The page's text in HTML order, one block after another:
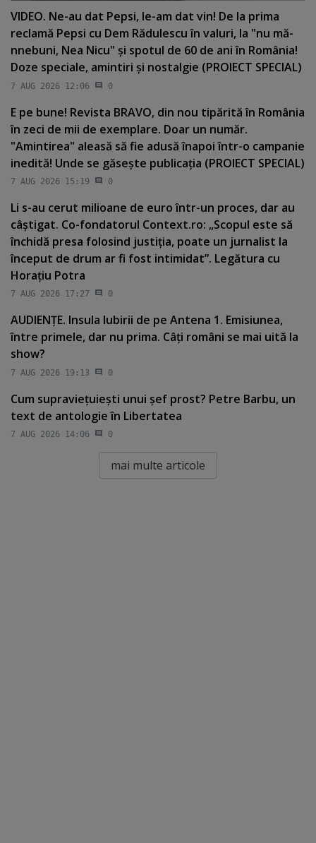
VIDEO. Ne-au dat Pepsi, le-am dat vin! De la prima
reclamă Pepsi cu Dem Rădulescu în valuri, la "nu mă-
nnebuni, Nea Nicu" şi spotul de 60 de ani în România!
Doze speciale, amintiri şi nostalgie (PROIECT SPECIAL)
7 AUG 2026 12:06 0
E pe bune! Revista BRAVO, din nou tipărită în România
în zeci de mii de exemplare. Doar un număr.
"Amintirea" aleasă să fie adusă înapoi într-o campanie
inedită! Unde se găseşte publicaţia (PROIECT SPECIAL)
7 AUG 2026 15:19 0
Li s-au cerut milioane de euro într-un proces, dar au
câştigat. Co-fondatorul Context.ro: „Scopul este să
închidă presa folosind justiţia, poate un jurnalist la
început de drum ar fi fost intimidat”. Legătura cu
Horaţiu Potra
7 AUG 2026 17:27 0
AUDIENŢE. Insula Iubirii de pe Antena 1. Emisiunea,
între primele, dar nu prima. Câţi români se mai uită la
show?
7 AUG 2026 19:13 0
Cum supravieţuieşti unui şef prost? Petre Barbu, un
text de antologie în Libertatea
7 AUG 2026 14:06 0
mai multe articole